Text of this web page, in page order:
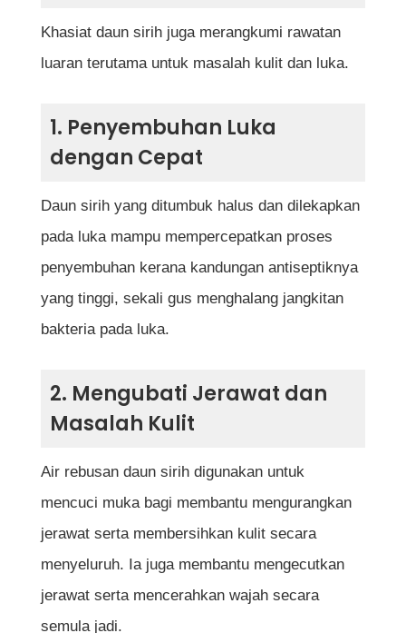
Khasiat daun sirih juga merangkumi rawatan
luaran terutama untuk masalah kulit dan luka.
1. Penyembuhan Luka
dengan Cepat
Daun sirih yang ditumbuk halus dan dilekapkan
pada luka mampu mempercepatkan proses
penyembuhan kerana kandungan antiseptiknya
yang tinggi, sekali gus menghalang jangkitan
bakteria pada luka.
2. Mengubati Jerawat dan
Masalah Kulit
Air rebusan daun sirih digunakan untuk
mencuci muka bagi membantu mengurangkan
jerawat serta membersihkan kulit secara
menyeluruh. Ia juga membantu mengecutkan
jerawat serta mencerahkan wajah secara
semula jadi.